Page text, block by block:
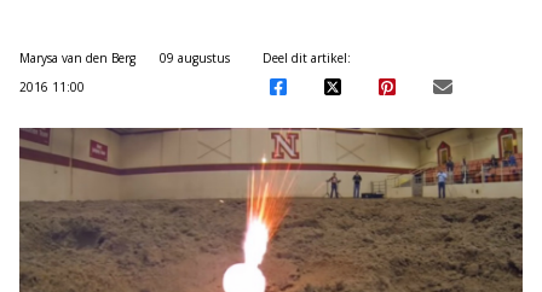
Marysa van den Berg
09 augustus
2016 11:00
Deel dit artikel: